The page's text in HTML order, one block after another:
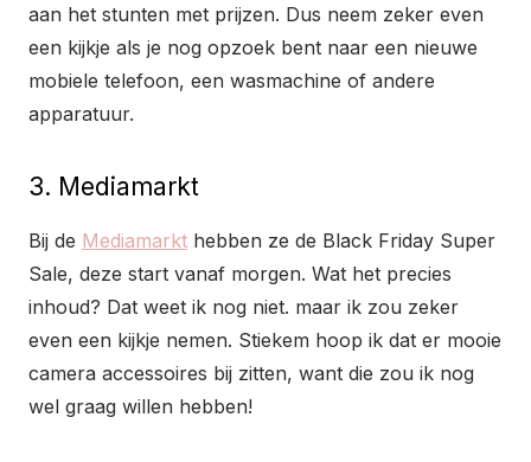
aan het stunten met prijzen. Dus neem zeker even
een kijkje als je nog opzoek bent naar een nieuwe
mobiele telefoon, een wasmachine of andere
apparatuur.
3. Mediamarkt
Bij de Mediamarkt hebben ze de Black Friday Super
Sale, deze start vanaf morgen. Wat het precies
inhoud? Dat weet ik nog niet. maar ik zou zeker
even een kijkje nemen. Stiekem hoop ik dat er mooie
camera accessoires bij zitten, want die zou ik nog
wel graag willen hebben!